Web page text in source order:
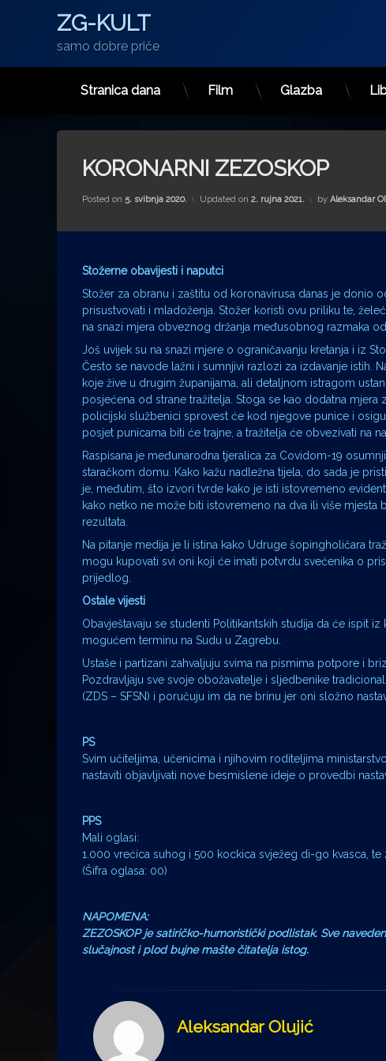
ZG-KULT
samo dobre priče
Stranica dana Film Glazba
KORONARNI ZEZOSKOP
Posted on 5. svibnja 2020. Updated on 2. rujna 2021. by Aleksandar
Stožerne obavijesti i naputci
Stožer za obranu i zaštitu od koronavirusa danas je donio
prisustvovati i mladoženja. Stožer koristi ovu priliku te,
na snazi mjera obveznog držanja međusobnog razmaka
Još uvijek su na snazi mjere o ograničavanju kretanja i iz
Često se navode lažni i sumnjivi razlozi za izdavanje istih.
koje žive u drugim županijama, ali detaljnom istragom
posjećena od strane tražitelja. Stoga se kao dodatna
policijski službenici sprovest će kod njegove punice i
posjet punicama biti će trajne, a tražitelja će obvezivati na
Raspisana je međunarodna tjeralica za Covidom-19
staračkom domu. Kako kažu nadležna tijela, do sada je
je, međutim, što izvori tvrde kako je isti istovremeno
kako netko ne može biti istovremeno na dva ili više
rezultata.
Na pitanje medija je li istina kako Udruge šopingholičara
mogu kupovati svi oni koji će imati potvrdu svećenika o
prijedlog.
Ostale vijesti
Obavještavaju se studenti Politikantskih studija da će ispit
mogućem terminu na Sudu u Zagrebu.
Ustaše i partizani zahvaljuju svima na pismima potpore i
Pozdravljaju sve svoje obožavatelje i sljedbenike
(ZDS – SFSN) i poručuju im da ne brinu jer oni složno
PS
Svim učiteljima, učenicima i njihovim roditeljima
nastaviti objavljivati nove besmislene ideje o provedbi
PPS
Mali oglasi:
1.000 vrećica suhog i 500 kockica svježeg di-go kvasca,
(Šifra oglasa: 00)
NAPOMENA:
ZEZOSKOP je satiričko-humoristički podlistak. Sve
slučajnost i plod bujne mašte čitatelja istog.
Aleksandar Olujić